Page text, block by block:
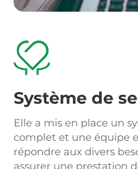
Système de
Elle a mis en place un
complet et une équipe
répondre aux divers
assurer une prestation